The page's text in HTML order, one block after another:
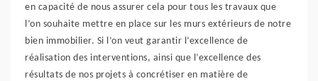
en capacité de nous assurer cela pour tous les travaux que
l’on souhaite mettre en place sur les murs extérieurs de notre
bien immobilier. Si l’on veut garantir l’excellence de
réalisation des interventions, ainsi que l’excellence des
résultats de nos projets à concrétiser en matière de